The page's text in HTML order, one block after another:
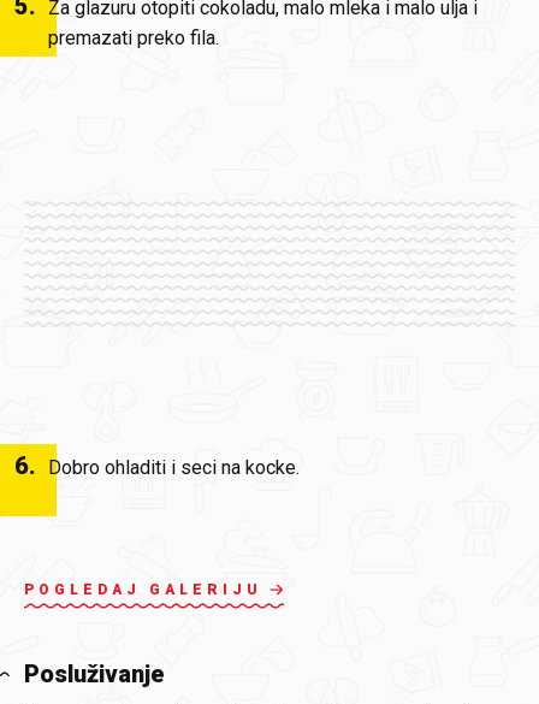
5.
Za glazuru otopiti cokoladu, malo mleka i malo ulja i
premazati preko fila.
6. Dobro ohladiti i seci na kocke.
POGLEDAJ GALERIJU
Posluživanje